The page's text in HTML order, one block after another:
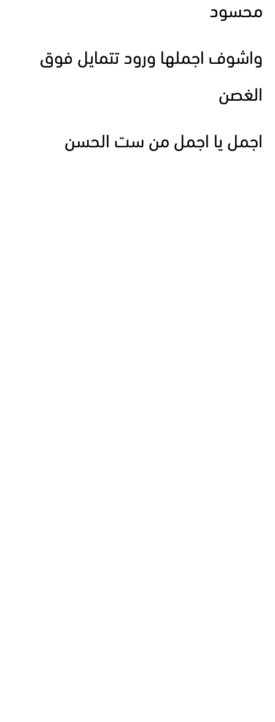
محسود
واشوف اجملها ورود تتمايل فوق
الغصن
اجمل يا اجمل من ست الحسن